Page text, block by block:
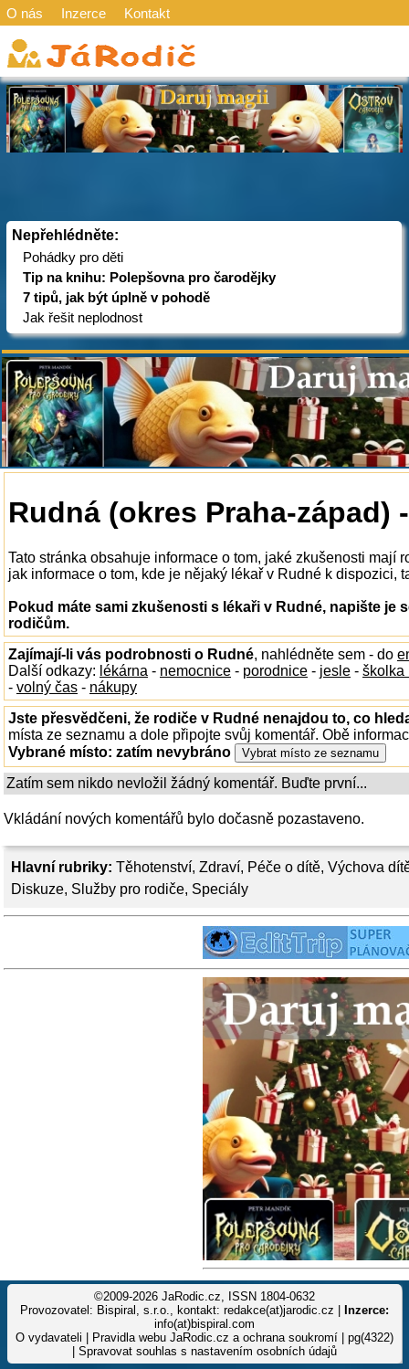
O nás Inzerce Kontakt
Nepřehlédněte:
Pohádky pro děti
Tip na knihu: Polepšovna pro čarodějky
7 tipů, jak být úplně v pohodě
Jak řešit neplodnost
Hlavní rubriky: Těhotenství, Zdraví, Péče o dítě, Výchova
Diskuze, Služby pro rodiče, Speciály
Rudná (okres Praha-západ)
Tato stránka obsahuje informace o tom, jaké zkušenosti mají
jak informace o tom, kde je nějaký lékař v Rudné k dispozici,
Pokud máte sami zkušenosti s lékaři v Rudné, napište je
rodičům.
Zajímají-li vás podrobnosti o Rudné, nahlédněte sem - do
Další odkazy: lékárna - nemocnice - porodnice - jesle - školka
- volný čas - nákupy
Jste přesvědčeni, že rodiče v Rudné nenajdou to, co
místa ze seznamu a dole připojte svůj komentář. Obě
Vybrané místo: zatím nevybráno
Zatím sem nikdo nevložil žádný komentář. Buďte první...
Vkládání nových komentářů bylo dočasně pozastaveno.
©2009-2026 JaRodic.cz, ISSN 1804-0632
Provozovatel: Bispiral, s.r.o., kontakt: redakce(at)jarodic.cz |
Inzerce:
info(at)bispiral.com
O vydavateli
Pravidla webu JaRodic.cz a ochrana soukromí | pg(4322)
Spravovat souhlas s nastavením osobních údajů